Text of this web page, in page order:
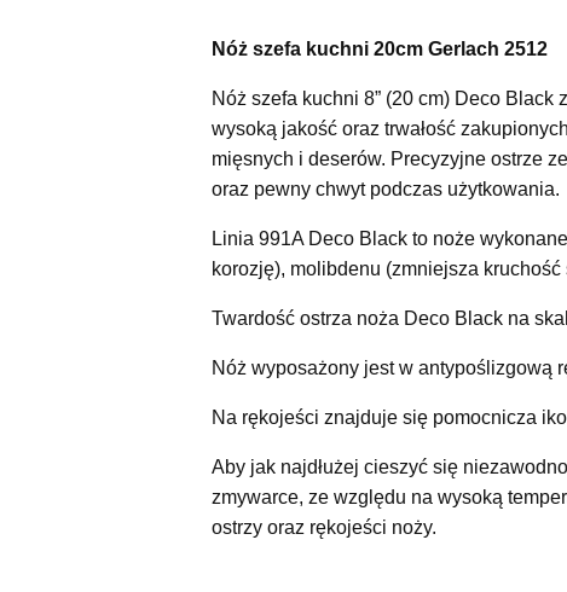
Nóż szefa kuchni 20cm Gerlach 2512
Nóż szefa kuchni 8” (20 cm) Deco
wysoką jakość oraz trwałość
mięsnych i deserów. Precyzyjne ostrze
oraz pewny chwyt podczas użytkowania.
Linia 991A Deco Black to noże
korozję), molibdenu (zmniejsza
Twardość ostrza noża Deco Black na
Nóż wyposażony jest w antypoślizgową
Na rękojeści znajduje się pomocnicza
Aby jak najdłużej cieszyć się
zmywarce, ze względu na wysoką
ostrzy oraz rękojeści noży.